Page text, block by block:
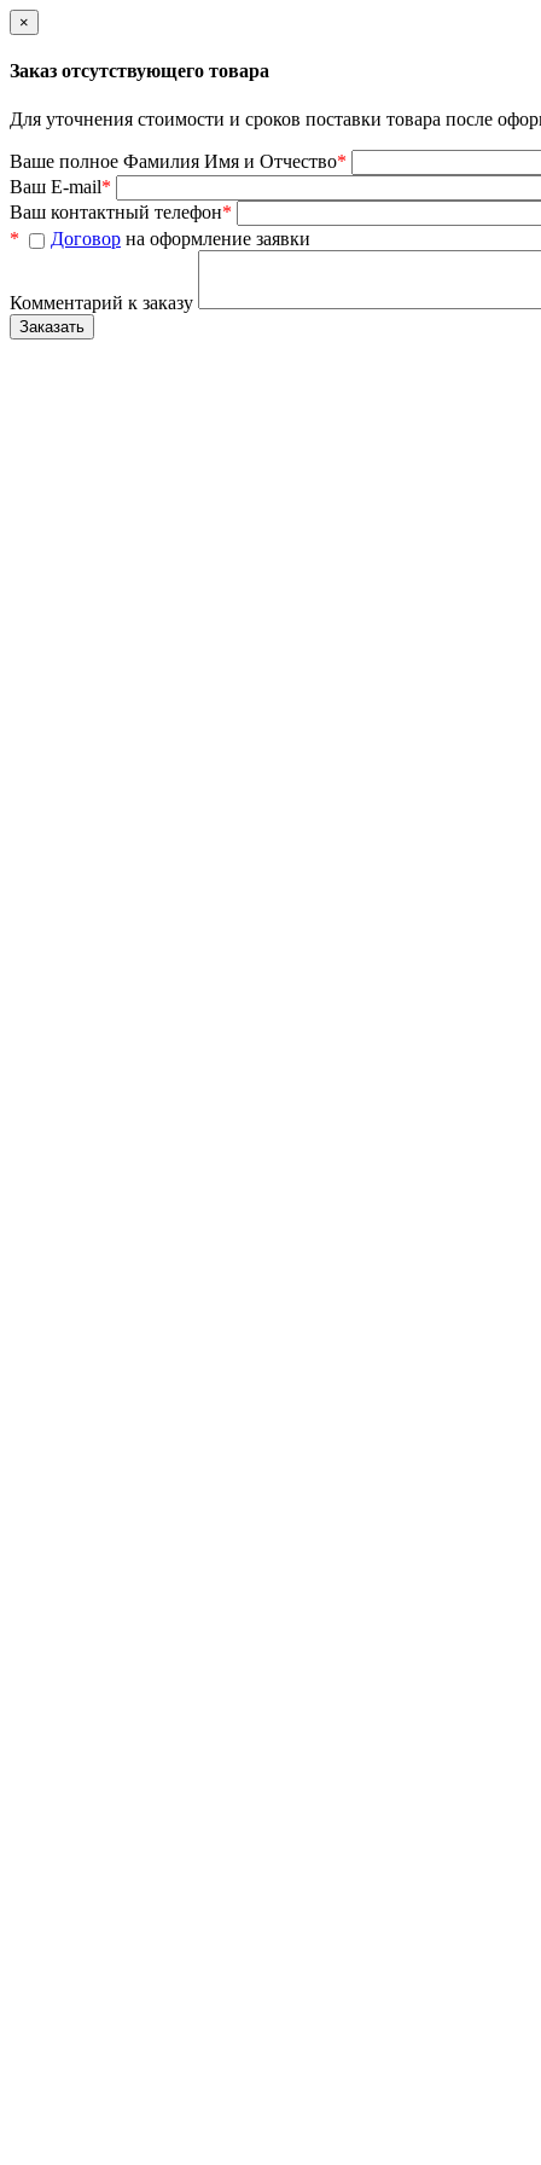
×
Заказ отсутствующего товара
Для уточнения стоимости и сроков поставки товара после
Ваше полное Фамилия Имя и Отчество*
Ваш E-mail*
Ваш контактный телефон*
*
Договор на оформление заявки
Комментарий к заказу